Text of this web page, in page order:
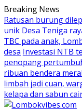
Skip
to
content
Breaking News
Ratusan burung
unik Desa Teniga
TBC pada anak,
desa Investasi NTB
penopang
ribuan bendera
limbah jadi cuan,
kelapa dan sabun